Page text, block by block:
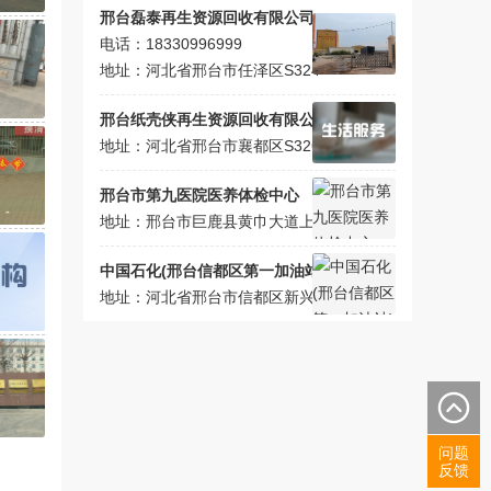
邢台磊泰再生资源回收有限公司
电话：18330996999
地址：河北省邢台市任泽区S324
邢台纸壳侠再生资源回收有限公司
地址：河北省邢台市襄都区S326
邢台市第九医院医养体检中心
地址：邢台市巨鹿县黄巾大道上层雅苑东北侧约50米
中国石化(邢台信都区第一加油站)
地址：河北省邢台市信都区新兴西大街与育才路交叉路口往西130米
问题
反馈